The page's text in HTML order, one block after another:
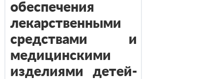
обеспечения
лекарственными
средствами и
медицинскими
изделиями детей-